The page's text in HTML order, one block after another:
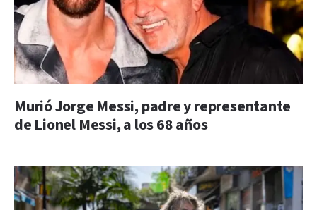
Murió Jorge Messi, padre y representante
de Lionel Messi, a los 68 años